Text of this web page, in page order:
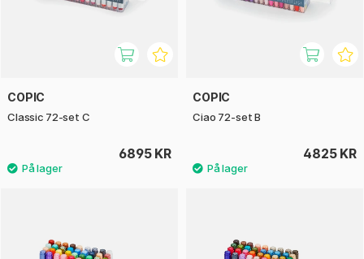
COPIC
Classic 72-set C
6895 KR
COPIC
Ciao 72-set B
4825 KR